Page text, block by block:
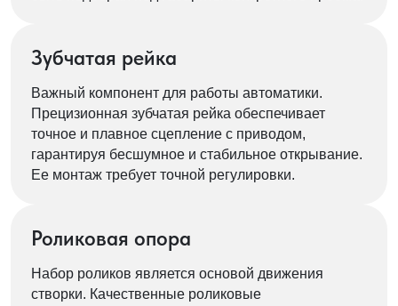
Зубчатая рейка
Важный компонент для работы автоматики.
Прецизионная зубчатая рейка обеспечивает
точное и плавное сцепление с приводом,
гарантируя бесшумное и стабильное открывание.
Ее монтаж требует точной регулировки.
Роликовая опора
Набор роликов является основой движения
створки. Качественные роликовые